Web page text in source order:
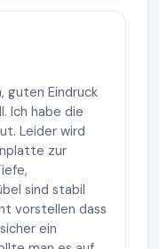
guten Eindruck
Ich habe die
Leider wird
zur
sind stabil
vorstellen dass
ein